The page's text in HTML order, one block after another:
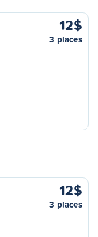
12$
3 places
12$
3 places